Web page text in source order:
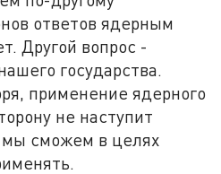
ответов ядерным
Другой вопрос -
государства.
применение ядерного
не наступит
мы сможем в целях